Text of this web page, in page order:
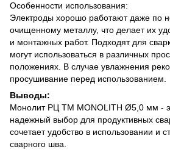
Особенности использования:
Электроды хорошо работают даже по
очищенному металлу, что делает их
и монтажных работ. Подходят для
могут использоваться в различных
положениях. В случае увлажнения
просушивание перед использованием.
Выводы:
Монолит РЦ TM MONOLITH Ø5,0 мм -
надежный выбор для продуктивных
сочетает удобство в использовании и
сварного шва.